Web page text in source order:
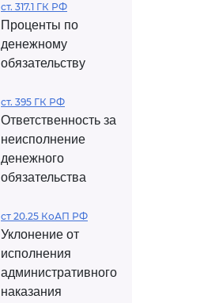
ст. 317.1 ГК РФ
Проценты по
денежному
обязательству
ст. 395 ГК РФ
Ответственность за
неисполнение
денежного
обязательства
ст 20.25 КоАП РФ
Уклонение от
исполнения
административного
наказания